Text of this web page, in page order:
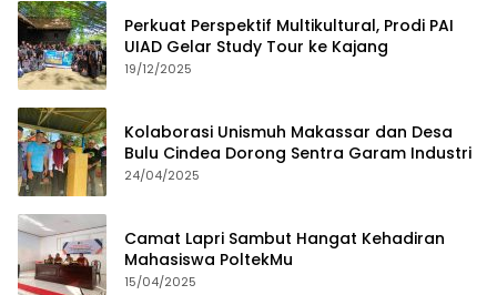
Perkuat Perspektif Multikultural, Prodi PAI
UIAD Gelar Study Tour ke Kajang
19/12/2025
Kolaborasi Unismuh Makassar dan Desa
Bulu Cindea Dorong Sentra Garam Industri
24/04/2025
Camat Lapri Sambut Hangat Kehadiran
Mahasiswa PoltekMu
15/04/2025